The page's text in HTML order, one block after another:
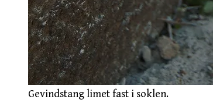
Gevindstang limet fast i soklen.